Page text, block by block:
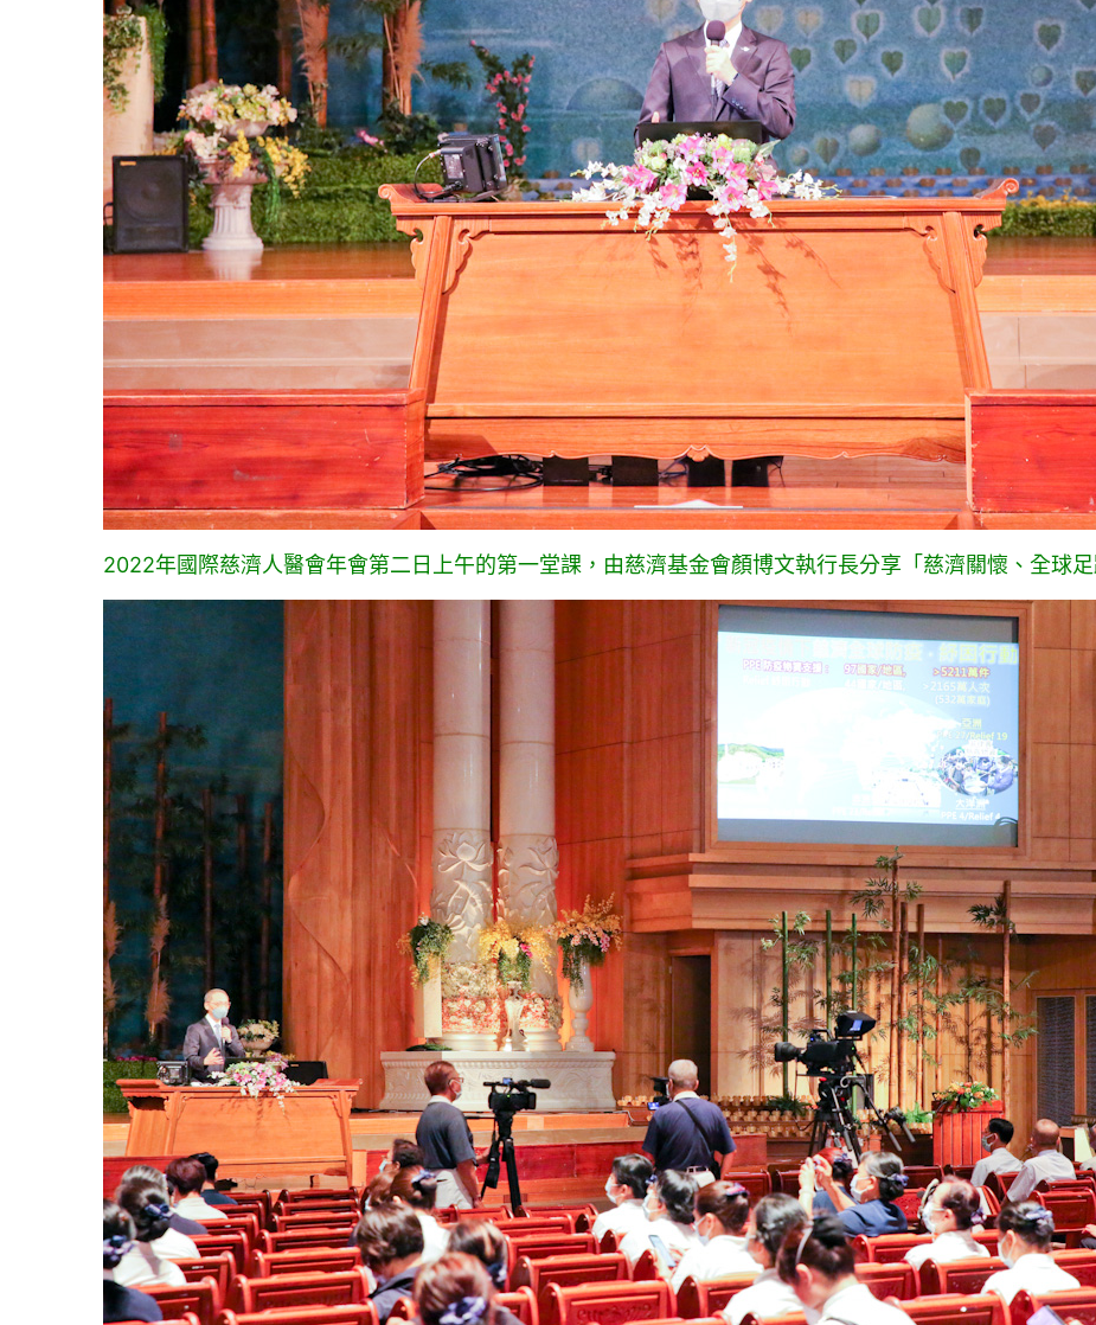
2022年國際慈濟人醫會年會第二日上午的第一堂課，由慈濟基金會顏博文執行長分享「慈濟關懷、全球足